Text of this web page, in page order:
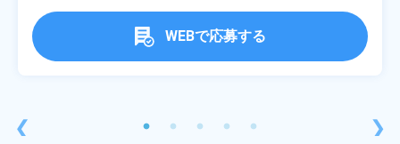
❮
WEBで応募する
❯